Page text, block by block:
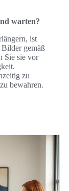
warten?
ist
gemäß
Sie sie vor
zu
bewahren.